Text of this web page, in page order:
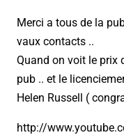
Merci a tous de la
vaux contacts ..
Quand on voit le prix
pub .. et le
Helen Russell (
http://